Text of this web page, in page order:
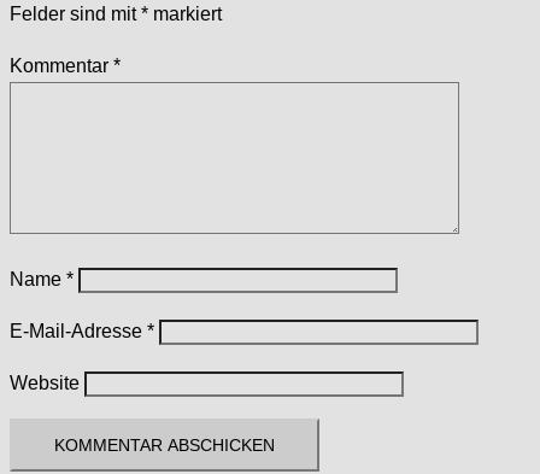
Felder sind mit* markiert
Kommentar *
Name *
E-Mail-Adresse *
Website